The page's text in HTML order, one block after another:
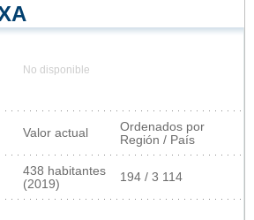
No disponible
Valor actual
Ordenados por
Región / País
438 habitantes
(2019)
194 / 3 114